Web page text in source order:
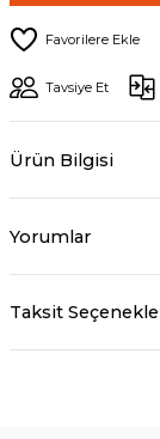
Tavsiye Et
Ürün Bilgisi
Yorumlar
Taksit